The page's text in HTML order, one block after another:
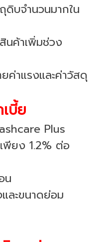
บจำนวนมากใน
นค้าเพิ่มช่วง
ค่าแรงและค่าวัสดุ
บี้ย
Plus
พียง 1.2% ต่อ
น
ละขนาดย่อม